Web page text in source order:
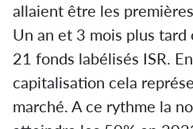
allaient être les
Un an et 3 mois plus tard
21 fonds labélisés ISR.
capitalisation cela
marché. A ce rythme la